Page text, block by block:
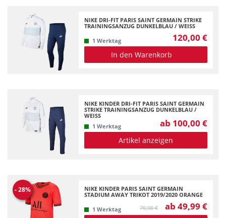
NIKE DRI-FIT PARIS SAINT GERMAIN STRIKE
TRAININGSANZUG DUNKELBLAU / WEISS
1 Werktag 120,00 €
In den Warenkorb
NIKE KINDER DRI-FIT PARIS SAINT GERMAIN
STRIKE TRAININGSANZUG DUNKELBLAU /
WEISS
1 Werktag ab 100,00 €
Artikel anzeigen
-28%
NIKE KINDER PARIS SAINT GERMAIN
STADIUM AWAY TRIKOT 2019/2020 ORANGE
1 Werktag 70,00 € ab 49,99 €